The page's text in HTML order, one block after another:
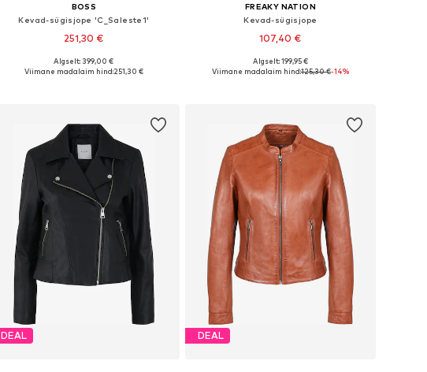
BOSS
Kevad-sügisjope 'C_Saleste1'
251,30 €
Saadaolevad suurused: XS, S, M, L
Algselt: 399,00 €
Viimane madalaim hind:251,30 €
FREAKY NATION
Kevad-sügisjope
107,40 €
Saadaolevad suurused: XS, S, L
Algselt: 199,95 €
Viimane madalaim hind:125,30 €-14%
DEAL DEAL